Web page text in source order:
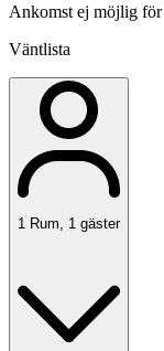
Ankomst ej möjlig
Väntlista
1 Rum, 1 gäster